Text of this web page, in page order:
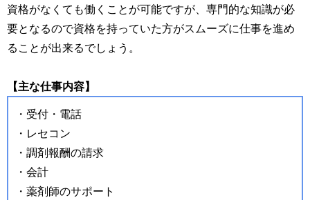
資格がなくても働くことが可能ですが、専門的な知識が必
要となるので資格を持っていた方がスムーズに仕事を進め
ることが出来るでしょう。
【主な仕事内容】
・受付・電話
・レセコン
・調剤報酬の請求
・会計
・薬剤師のサポート